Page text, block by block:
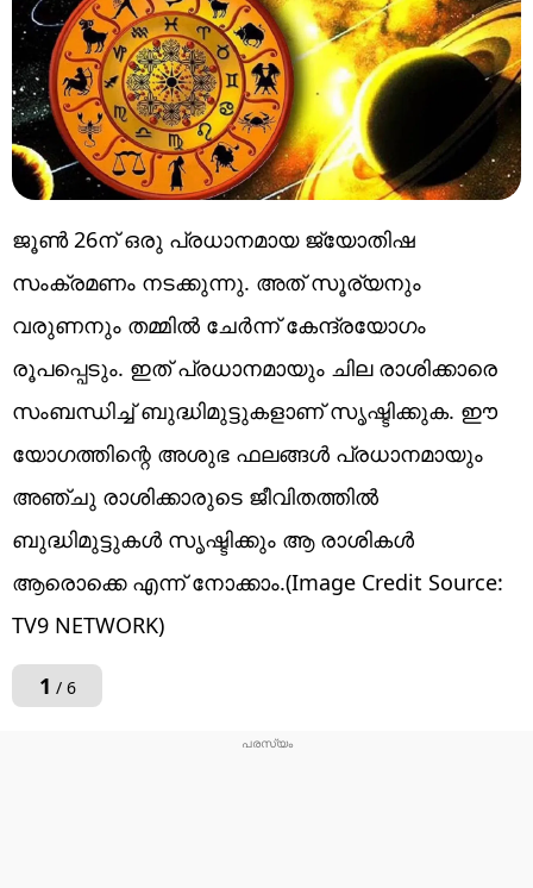
ജൂൺ 26ന് ഒരു പ്രധാനമായ ജ്യോതിഷ
സംക്രമണം നടക്കുന്നു. അത് സൂര്യനും
വരുണനും തമ്മിൽ ചേർന്ന് കേന്ദ്രയോഗം
രൂപപ്പെടും. ഇത് പ്രധാനമായും ചില രാശിക്കാരെ
സംബന്ധിച്ച് ബുദ്ധിമുട്ടുകളാണ് സൃഷ്ടിക്കുക. ഈ
യോഗത്തിന്റെ അശുഭ ഫലങ്ങൾ പ്രധാനമായും
അഞ്ചു രാശിക്കാരുടെ ജീവിതത്തിൽ
ബുദ്ധിമുട്ടുകൾ സൃഷ്ടിക്കും ആ രാശികൾ
ആരൊക്കെ എന്ന് നോക്കാം.(Image Credit Source:
TV9 NETWORK)
1 / 6